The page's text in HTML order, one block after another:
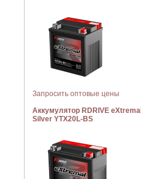
Запросить оптовые цены
Аккумулятор RDRIVE eXtremal
Silver YTX20L-BS